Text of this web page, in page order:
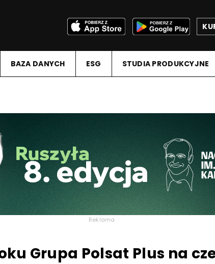
BAZA DANYCH ESG STUDIA PRODUKCYJNE
Reklama
Grupa Polsat Plus na